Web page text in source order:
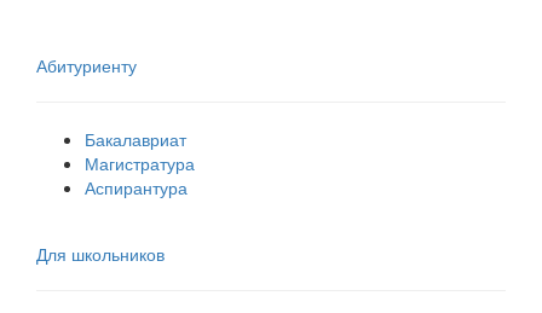
Абитуриенту
Бакалавриат
Магистратура
Аспирантура
Для школьников